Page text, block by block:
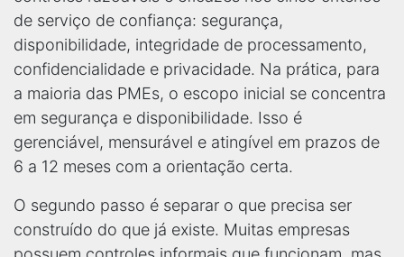
de serviço de confiança: segurança,
disponibilidade, integridade de processamento,
confidencialidade e privacidade. Na prática, para
a maioria das PMEs, o escopo inicial se concentra
em segurança e disponibilidade. Isso é
gerenciável, mensurável e atingível em prazos de
6 a 12 meses com a orientação certa.
O segundo passo é separar o que precisa ser
construído do que já existe. Muitas empresas